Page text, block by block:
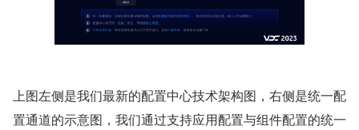
上图左侧是我们最新的配置中心技术架构图，右侧是统一配
置通道的示意图，我们通过支持应用配置与组件配置的统一